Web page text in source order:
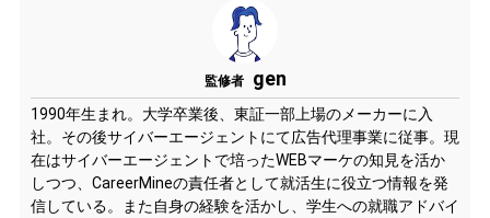
監修者 gen
1990年生まれ。大学卒業後、東証一部上場のメーカーに入
社。その後サイバーエージェントにて広告代理事業に従事。現
在はサイバーエージェントで培ったWEBマーケの知見を活か
しつつ、CareerMineの責任者として就活生に役立つ情報を発
信している。また自身の経験を活かし、学生への就職アドバイ